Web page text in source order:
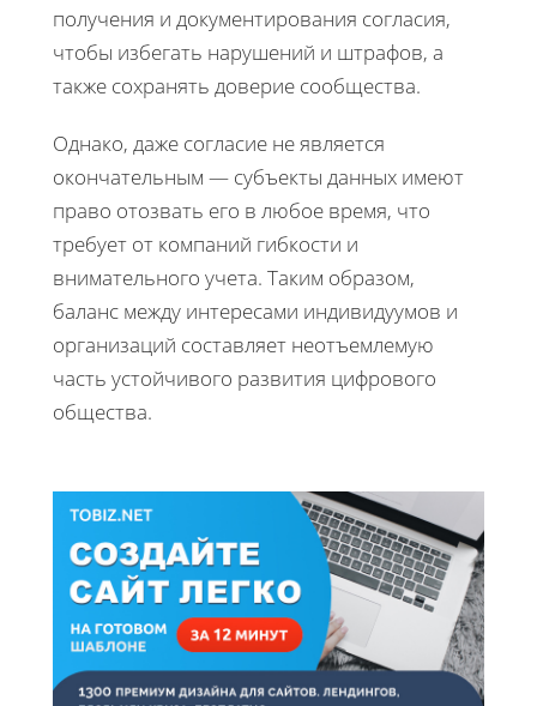
получения и документирования согласия,
чтобы избегать нарушений и штрафов, а
также сохранять доверие сообщества.
Однако, даже согласие не является
окончательным — субъекты данных имеют
право отозвать его в любое время, что
требует от компаний гибкости и
внимательного учета. Таким образом,
баланс между интересами индивидуумов и
организаций составляет неотъемлемую
часть устойчивого развития цифрового
общества.